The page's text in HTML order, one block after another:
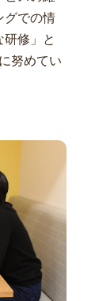
グでの情
修」と
努めてい